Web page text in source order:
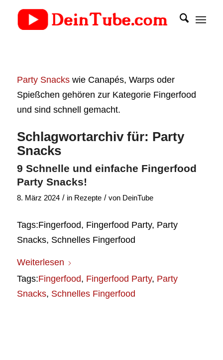
Party Snackswie Canapés, Warps oder
Spießchen gehören zur Kategorie Fingerfood
und sind schnell gemacht.
Schlagwortarchiv für: Party
Snacks
9 Schnelle und einfache Fingerfood
Party Snacks!
8. März 2024 / in Rezepte / von DeinTube
Tags:Fingerfood, Fingerfood Party, Party
Snacks, Schnelles Fingerfood
Weiterlesen
Tags:Fingerfood, Fingerfood Party, Party
Snacks, Schnelles Fingerfood